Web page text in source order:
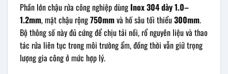
Phần lớn chậu rửa công nghiệp dùng Inox 304 dày 1.0–
1.2mm, mặt chậu rộng750mmvà hố sâu tối thiểu300mm.
Bộ thông số này đủ cứng để chịu tải nồi, rổ nguyên liệu và thao
tác rửa liên tục trong môi trường ẩm, đồng thời vẫn giữ trọng
lượng gia công ở mức hợp lý.